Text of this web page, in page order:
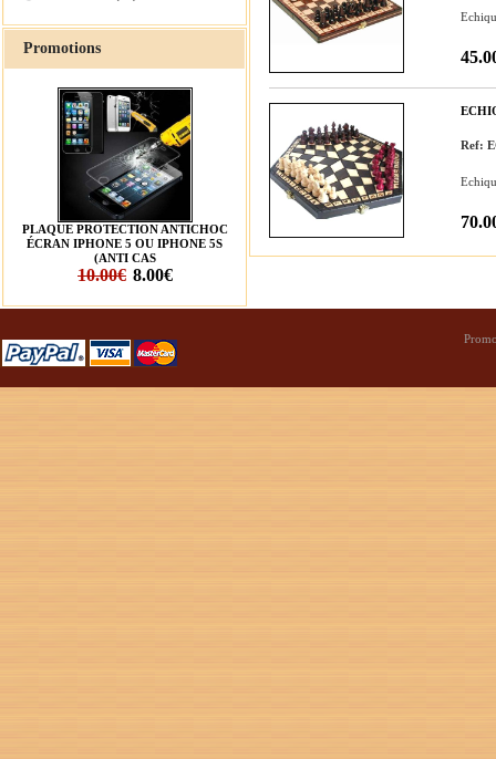
Promotions
PLAQUE PROTECTION ANTICHOC
ÉCRAN IPHONE 5 OU IPHONE 5S
(ANTI CAS
10.00€ 8.00€
Ref: